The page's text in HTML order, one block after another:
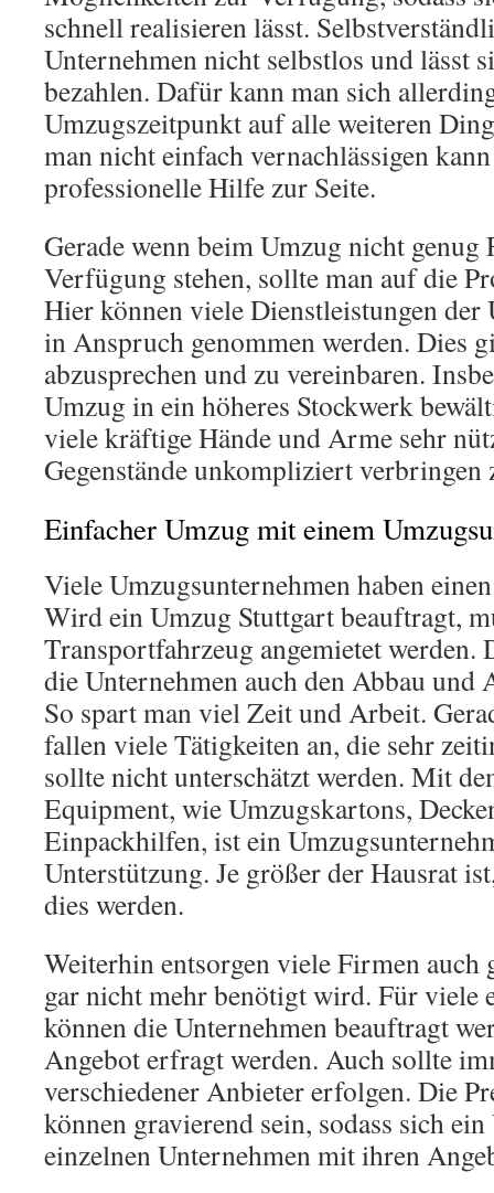
schnell realisieren lässt.
Unternehmen nicht selbstlos und lässt
bezahlen. Dafür kann man sich
Umzugszeitpunkt auf alle weiteren
man nicht einfach vernachlässigen
professionelle Hilfe zur Seite.
Gerade wenn beim Umzug nicht
Verfügung stehen, sollte man auf die
Hier können viele Dienstleistungen der
in Anspruch genommen werden. Dies
abzusprechen und zu vereinbaren.
Umzug in ein höheres Stockwerk
viele kräftige Hände und Arme sehr
Gegenstände unkompliziert verbringen
Einfacher Umzug mit einem
Viele Umzugsunternehmen haben
Wird ein Umzug Stuttgart beauftragt,
Transportfahrzeug angemietet werden.
die Unternehmen auch den Abbau und
So spart man viel Zeit und Arbeit.
fallen viele Tätigkeiten an, die sehr
sollte nicht unterschätzt werden. Mit
Equipment, wie Umzugskartons,
Einpackhilfen, ist ein
Unterstützung. Je größer der Hausrat
dies werden.
Weiterhin entsorgen viele Firmen auch
gar nicht mehr benötigt wird. Für viele
können die Unternehmen beauftragt
Angebot erfragt werden. Auch sollte
verschiedener Anbieter erfolgen. Die
können gravierend sein, sodass sich
einzelnen Unternehmen mit ihren